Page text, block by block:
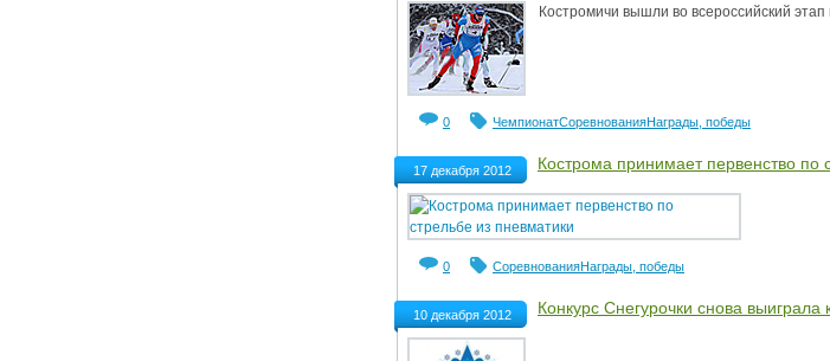
Костромичи вышли во всероссийский
0 ЧемпионатСоревнованияНаграды, победы
17 декабря 2012 Кострома принимает первенство по
0 СоревнованияНаграды, победы
10 декабря 2012 Конкурс Снегурочки снова выиграла